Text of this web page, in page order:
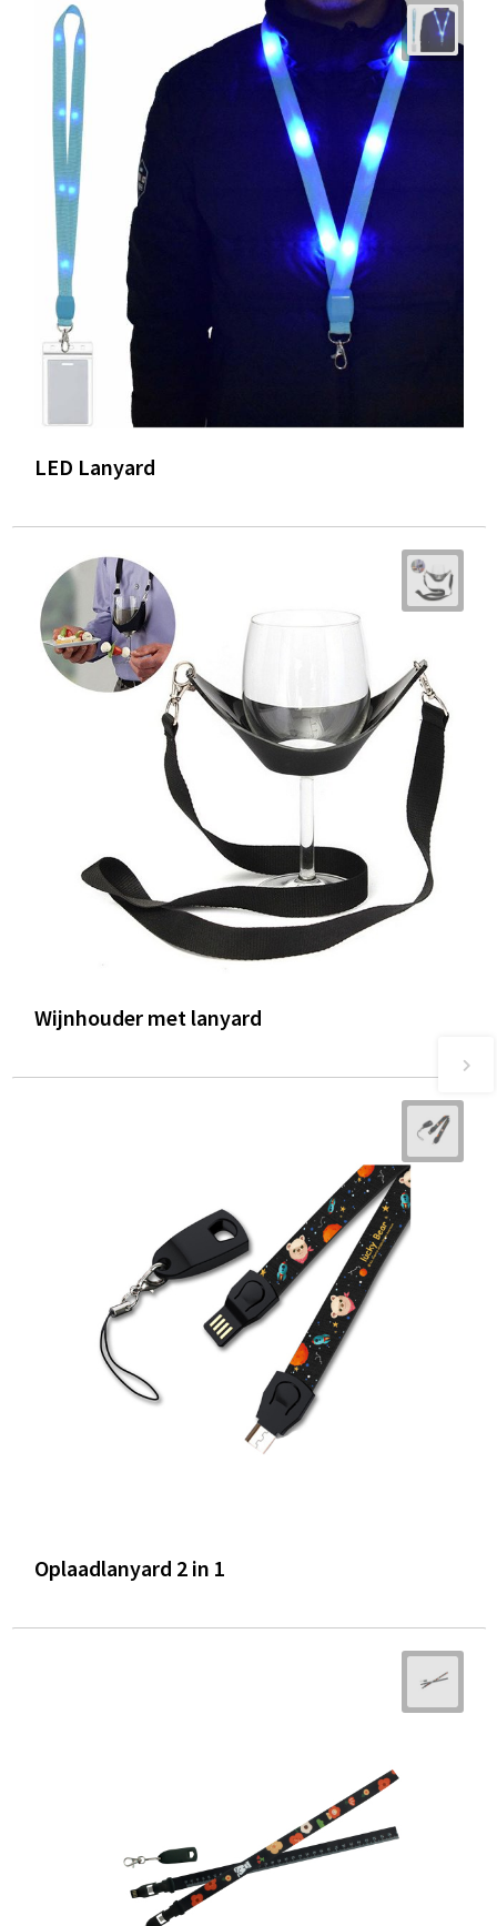
LED Lanyard
Wijnhouder met lanyard
Oplaadlanyard 2 in 1